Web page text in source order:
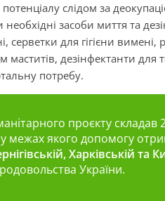
слідом за
засоби миття та
серветки для гігієни
дезінфектанти
потребу.
проєкту
межах якого допомогу
Харківській та
України.